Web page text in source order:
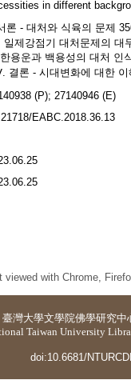
in different
론 - 대처와 식육의 문제
일제강점기 대처문제의 대
용운과 백용성의 대처 인
결론 - 시대변화에 대한 이
(P); 27140946 (E)
EABC.2018.36.13
viewed with Chrome,
臺灣大學文學院佛學研究中
Taiwan University
doi:10.6681/